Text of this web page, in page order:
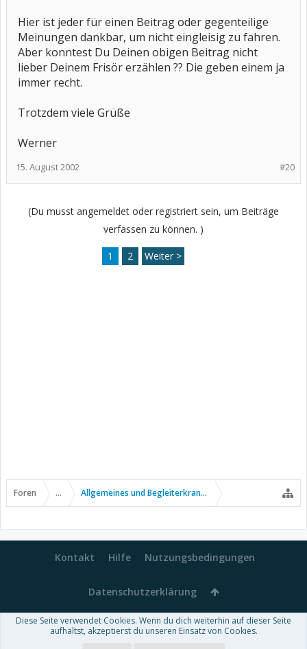
Hier ist jeder für einen Beitrag oder gegenteilige
Meinungen dankbar, um nicht eingleisig zu fahren.
Aber konntest Du Deinen obigen Beitrag nicht
lieber Deinem Frisör erzählen ?? Die geben einem ja
immer recht.
Trotzdem viele Grüße
Werner
#20
15. August 2002
(Du musst angemeldet oder registriert sein, um Beiträge
verfassen zu können. )
1 2 Weiter >
Foren ... Allgemeines und Begleiterkrankungen
Kontakt Hilfe Nutzungsbedingungen
Datenschutzerklärung
Forum software by XenForo™-Deutsch von xenDach
Diese Seite verwendet Cookies. Wenn du dich weiterhin auf dieser Seite
aufhältst, akzeptierst du unseren Einsatz von Cookies.